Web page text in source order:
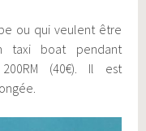
ou qui veulent être
taxi boat pendant
(40€). Il est